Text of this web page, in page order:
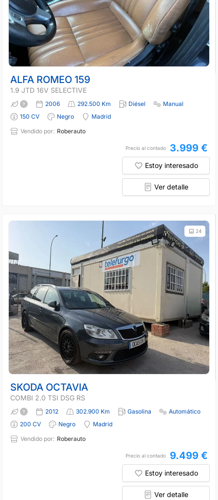
ALFA ROMEO 159
1.9 JTD 16V SELECTIVE
2006 292.500 Km Diésel
Manual
150 CV
Negro
Madrid
Vendido por: Roberauto
Precio al contado 3.999 €
Estoy interesado
Ver detalle
24
SKODA OCTAVIA
COMBI 2.0 TSI DSG RS
2012 302.900 Km Gasolina
Automático
200 CV
Negro
Madrid
Vendido por: Roberauto
Precio al contado 9.499 €
Estoy interesado
Ver detalle